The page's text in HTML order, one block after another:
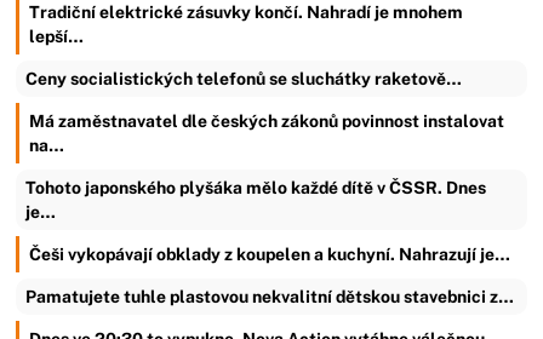
Tradiční elektrické zásuvky končí. Nahradí je mnohem
lepší…
Ceny socialistických telefonů se sluchátky raketově…
Má zaměstnavatel dle českých zákonů povinnost instalovat
na…
Tohoto japonského plyšáka mělo každé dítě v ČSSR. Dnes
je…
Češi vykopávají obklady z koupelen a kuchyní. Nahrazují je…
Pamatujete tuhle plastovou nekvalitní dětskou stavebnici z…